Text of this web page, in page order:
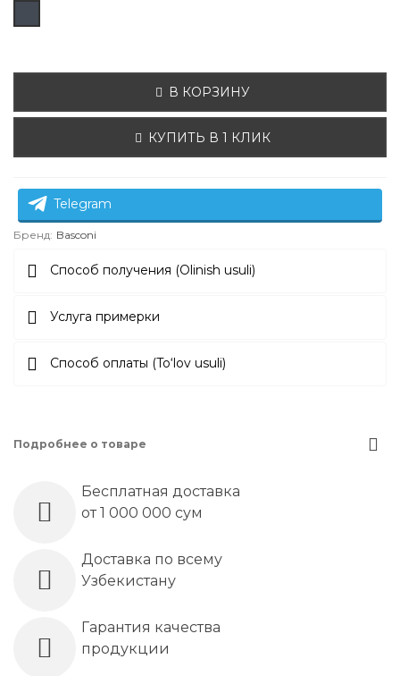
В КОРЗИНУ
КУПИТЬ В 1 КЛИК
Telegram
Бренд: Basconi
Способ получения (Olinish usuli)
Услуга примерки
Способ оплаты (To‘lov usuli)
Подробнее о товаре
Бесплатная доставка
от 1 000 000 сум
Доставка по всему
Узбекистану
Гарантия качества
продукции